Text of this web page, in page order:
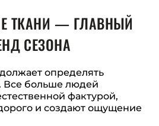
ТКАНИ — ГЛАВНЫЙ
СЕЗОНА
определять
Все больше людей
фактурой,
и создают ощущение